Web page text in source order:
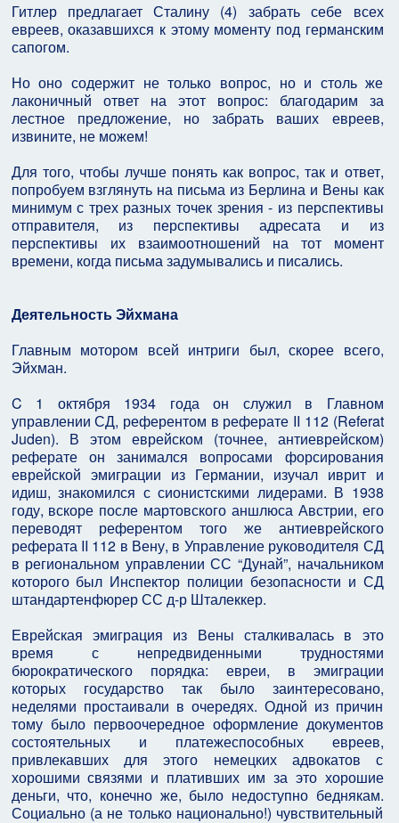
Гитлер предлагает Сталину (4) забрать себе всех
евреев, оказавшихся к этому моменту под германским
сапогом.
Но оно содержит не только вопрос, но и столь же
лаконичный ответ на этот вопрос: благодарим за
лестное предложение, но забрать ваших евреев,
извините, не можем!
Для того, чтобы лучше понять как вопрос, так и ответ,
попробуем взглянуть на письма из Берлина и Вены как
минимум с трех разных точек зрения - из перспективы
отправителя, из перспективы адресата и из
перспективы их взаимоотношений на тот момент
времени, когда письма задумывались и писались.
Деятельность Эйхмана
Главным мотором всей интриги был, скорее всего,
Эйхман.
C 1 октября 1934 года он служил в Главном
управлении СД, референтом в реферате II 112 (Referat
Juden). В этом еврейском (точнее, антиеврейском)
реферате он занимался вопросами форсирования
еврейской эмиграции из Германии, изучал иврит и
идиш, знакомился с сионистскими лидерами. В 1938
году, вскоре после мартовского аншлюса Австрии, его
переводят референтом того же антиеврейского
реферата II 112 в Вену, в Управление руководителя СД
в региональном управлении СС “Дунай”, начальником
которого был Инспектор полиции безопасности и СД
штандартенфюрер СС д-р Шталеккер.
Еврейская эмиграция из Вены сталкивалась в это
время с непредвиденными трудностями
бюрократического порядка: евреи, в эмиграции
которых государство так было заинтересовано,
неделями простаивали в очередях. Одной из причин
тому было первоочередное оформление документов
состоятельных и платежеспособных евреев,
привлекавших для этого немецких адвокатов с
хорошими связями и плативших им за это хорошие
деньги, что, конечно же, было недоступно беднякам.
Социально (а не только национально!) чувствительный